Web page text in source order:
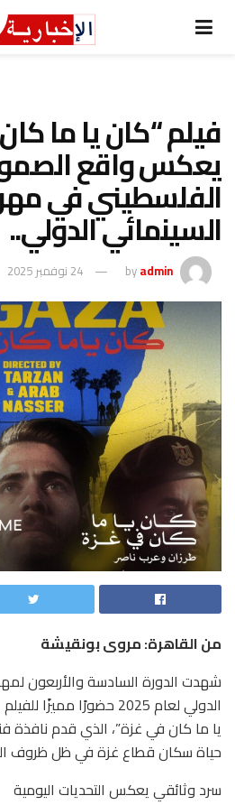
فيلم “كان يا ما
يعكس واقع
الفلسطيني في
السينمائي الدولي..
byadmin 24 نوفمبر 2025
من القاهرة: مروى بونقيشة
شهدت الدورة السادسة والأربعون
الدولي لعام 2025 حضورًا
يا ما كان في غزة”، الذي قدم نافذة
حياة سكان قطاع غزة في ظل ظروف
سرد وثائقي يعكس التحديات اليومية